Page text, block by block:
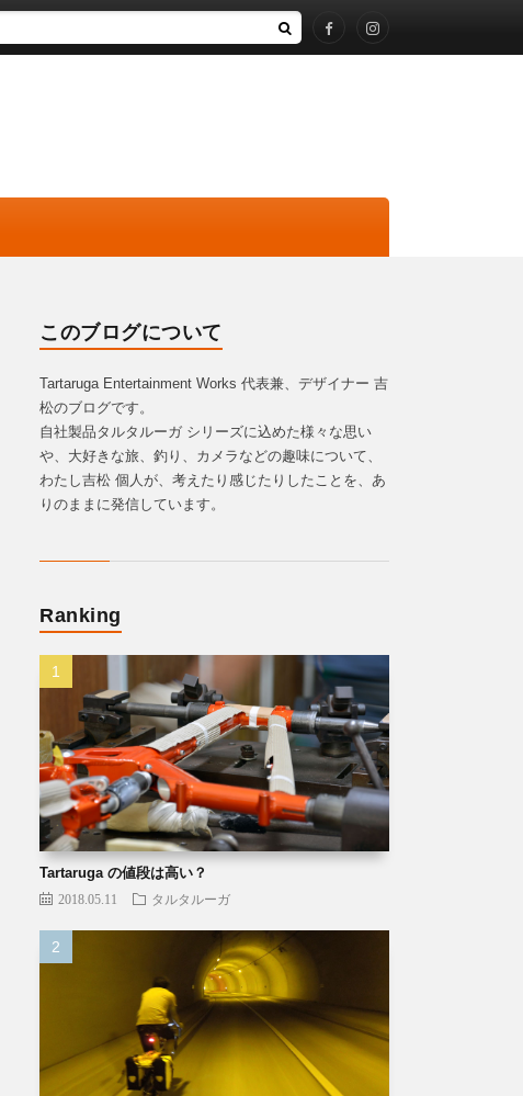
このブログについて
Tartaruga Entertainment Works 代表兼、デザイナー 吉
松のブログです。
自社製品タルタルーガ シリーズに込めた様々な思い
や、大好きな旅、釣り、カメラなどの趣味について、
わたし吉松 個人が、考えたり感じたりしたことを、あ
りのままに発信しています。
Ranking
Tartaruga の値段は高い？
2018.05.11 タルタルーガ